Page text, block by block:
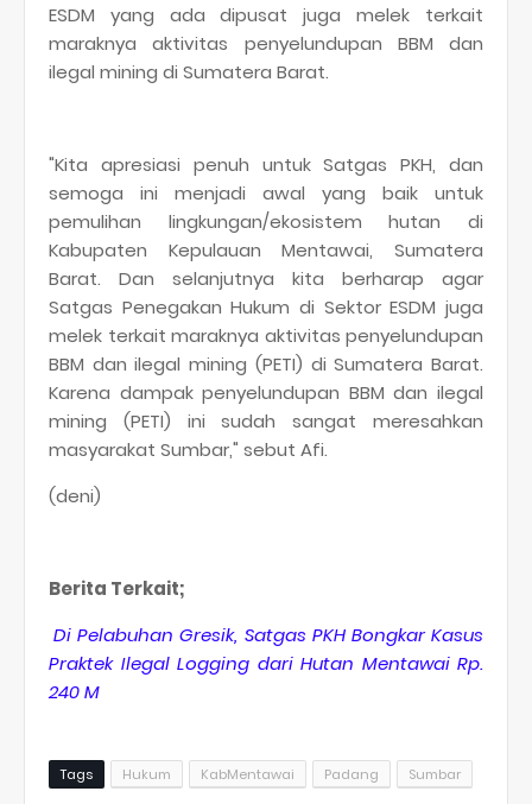
ESDM yang ada dipusat juga melek terkait
maraknya aktivitas penyelundupan BBM dan
ilegal mining di Sumatera Barat.
"Kita apresiasi penuh untuk Satgas PKH, dan
semoga ini menjadi awal yang baik untuk
pemulihan lingkungan/ekosistem hutan di
Kabupaten Kepulauan Mentawai, Sumatera
Barat. Dan selanjutnya kita berharap agar
Satgas Penegakan Hukum di Sektor ESDM juga
melek terkait maraknya aktivitas penyelundupan
BBM dan ilegal mining (PETI) di Sumatera Barat.
Karena dampak penyelundupan BBM dan ilegal
mining (PETI) ini sudah sangat meresahkan
masyarakat Sumbar," sebut Afi.
(deni)
Berita Terkait;
Di Pelabuhan Gresik, Satgas PKH Bongkar Kasus
Praktek Ilegal Logging dari Hutan Mentawai Rp.
240 M
Tags Hukum KabMentawai Padang Sumbar